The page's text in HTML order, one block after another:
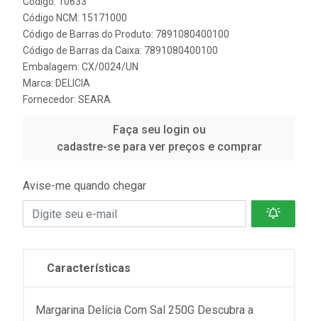
Código NCM: 15171000
Código de Barras do Produto: 7891080400100
Código de Barras da Caixa: 7891080400100
Embalagem: CX/0024/UN
Marca: DELICIA
Fornecedor: SEARA
Faça seu login ou
cadastre-se para ver preços e comprar
Avise-me quando chegar
Características
Margarina Delícia Com Sal 250G Descubra a